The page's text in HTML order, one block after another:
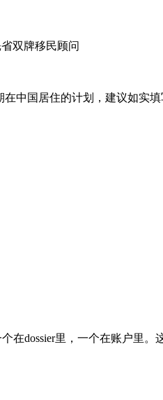
双牌移民顾问
中国居住的计划，建议如实填
在dossier里，一个在账户里。